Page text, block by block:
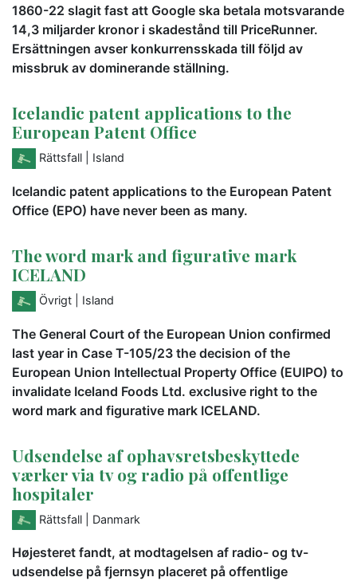
1860-22 slagit fast att Google ska betala motsvarande
14,3 miljarder kronor i skadestånd till PriceRunner.
Ersättningen avser konkurrensskada till följd av
missbruk av dominerande ställning.
Icelandic patent applications to the
European Patent Office
Rättsfall | Island
Icelandic patent applications to the European Patent
Office (EPO) have never been as many.
The word mark and figurative mark
ICELAND
Övrigt | Island
The General Court of the European Union confirmed
last year in Case T-105/23 the decision of the
European Union Intellectual Property Office (EUIPO) to
invalidate Iceland Foods Ltd. exclusive right to the
word mark and figurative mark ICELAND.
Udsendelse af ophavsretsbeskyttede
værker via tv og radio på offentlige
hospitaler
Rättsfall | Danmark
Højesteret fandt, at modtagelsen af radio- og tv-
udsendelse på fjernsyn placeret på offentlige